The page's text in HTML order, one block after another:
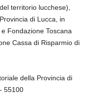
territorio lucchese),
di Lucca, in
Fondazione Toscana
Cassa di Risparmio di
della Provincia di
55100